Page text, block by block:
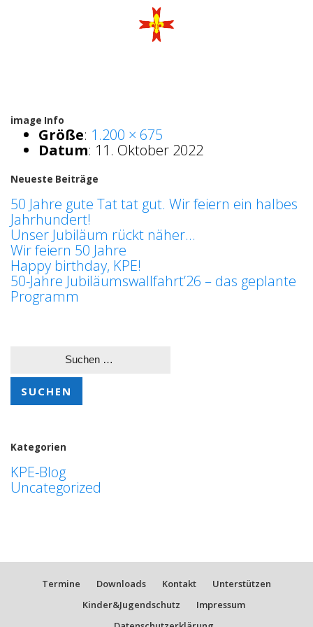
image Info
Größe: 1.200 × 675
Datum: 11. Oktober 2022
Neueste Beiträge
50 Jahre gute Tat tat gut. Wir feiern ein halbes
Jahrhundert!
Unser Jubiläum rückt näher…
Wir feiern 50 Jahre
Happy birthday, KPE!
50-Jahre Jubiläumswallfahrt’26 – das geplante
Programm
Kategorien
KPE-Blog
Uncategorized
Termine Downloads Kontakt
Unterstützen
Kinder&Jugendschutz
Impressum